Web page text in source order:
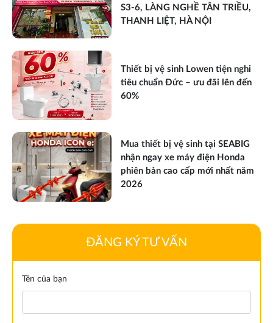
S3-6, LÀNG NGHỀ TÂN TRIỀU,
THANH LIỆT, HÀ NỘI
Thiết bị vệ sinh Lowen tiện nghi
tiêu chuẩn Đức – ưu đãi lên đến
60%
Mua thiết bị vệ sinh tại SEABIG
nhận ngay xe máy điện Honda
phiên bản cao cấp mới nhất năm
2026
ĐĂNG KÝ TƯ VẤN
Tên của bạn